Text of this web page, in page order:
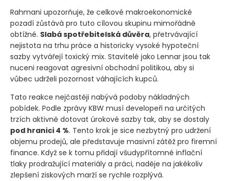
Rahmani upozorňuje, že celkové makroekonomické
pozadí zůstává pro tuto cílovou skupinu mimořádně
obtížné. Slabá spotřebitelská důvěra, přetrvávající
nejistota na trhu práce a historicky vysoké hypoteční
sazby vytvářejí toxický mix. Stavitelé jako Lennar jsou tak
nuceni reagovat agresivní obchodní politikou, aby si
vůbec udrželi pozornost váhajících kupců.
Tato reakce nejčastěji nabývá podoby nákladných
pobídek. Podle zprávy KBW musí developeři na určitých
trzích aktivně dotovat úrokové sazby tak, aby se dostaly
pod hranici 4 %. Tento krok je sice nezbytný pro udržení
objemu prodejů, ale představuje masivní zátěž pro firemní
finance. Když se k tomu přidají všudypřítomné inflační
tlaky prodražující materiály a práci, naděje na jakékoliv
zlepšení ziskových marží se rychle rozplývá.